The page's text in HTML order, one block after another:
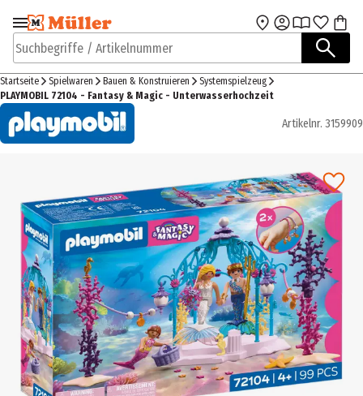
Zur Navigation
springen
Zum Hauptinhalt
Suchbegriffe / Artikelnummer
Startseite Spielwaren Bauen & Konstruieren
Systemspielzeug
PLAYMOBIL 72104 - Fantasy & Magic - Unterwasserhochzeit
Artikelnr. 3159909